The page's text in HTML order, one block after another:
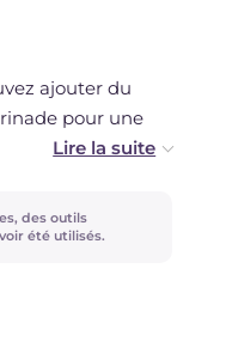
ajouter du
pour une
par le
des outils
été utilisés.